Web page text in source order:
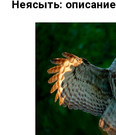
Неясыть: описание